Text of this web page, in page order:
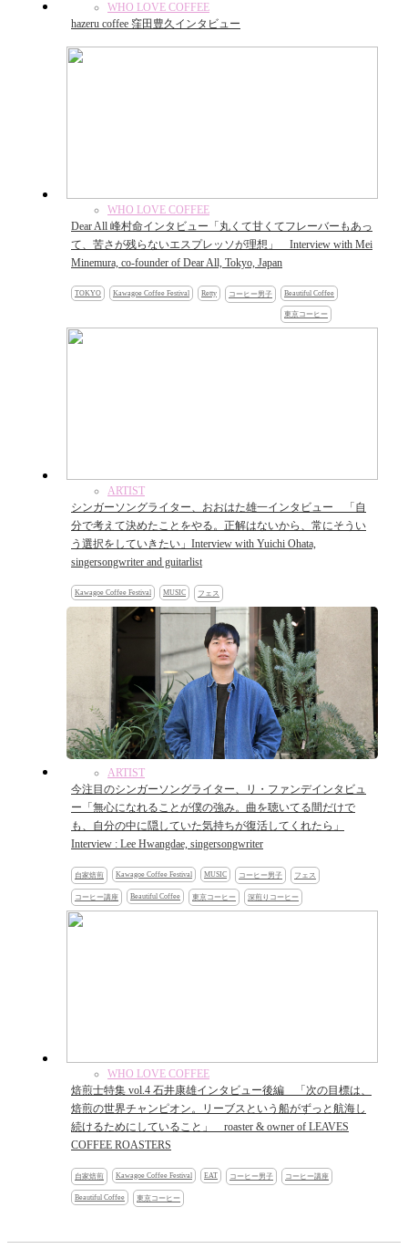
WHO LOVE COFFEE
hazeru coffee 窪田豊久インタビュー
WHO LOVE COFFEE
Dear All 峰村命インタビュー「丸くて甘くてフレーバーもあっ
て、苦さが残らないエスプレッソが理想」 Interview with Mei
Minemura, co-founder of Dear All, Tokyo, Japan
TOKYO Kawagoe Coffee Festival Retty コーヒー男子 Beautiful Coffee
東京コーヒー
ARTIST
シンガーソングライター、おおはた雄一インタビュー 「自
分で考えて決めたことをやる。正解はないから、常にそうい
う選択をしていきたい」Interview with Yuichi Ohata,
singersongwriter and guitarlist
Kawagoe Coffee Festival MUSIC フェス
ARTIST
今注目のシンガーソングライター、リ・ファンデインタビュ
ー「無心になれることが僕の強み。曲を聴いてる間だけで
も、自分の中に隠していた気持ちが復活してくれたら」
Interview : Lee Hwangdae, singersongwriter
自家焙煎 Kawagoe Coffee Festival MUSIC コーヒー男子 フェス
コーヒー講座 Beautiful Coffee 東京コーヒー 深煎りコーヒー
WHO LOVE COFFEE
焙煎士特集 vol.4 石井康雄インタビュー後編 「次の目標は、
焙煎の世界チャンピオン。リーブスという船がずっと航海し
続けるためにしていること」 roaster & owner of LEAVES
COFFEE ROASTERS
自家焙煎 Kawagoe Coffee Festival EAT コーヒー男子 コーヒー講座
Beautiful Coffee 東京コーヒー